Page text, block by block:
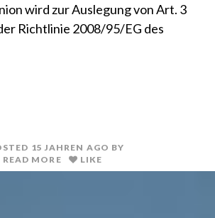
wird zur Auslegung von Art. 3
Richtlinie 2008/95/EG des
15 JAHREN AGO BY
READ MORE
LIKE